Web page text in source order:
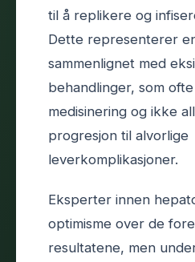
til å replikere og
Dette representerer
sammenlignet med
behandlinger, som
medisinering og ikke
progresjon til alvorlige
leverkomplikasjoner.
Eksperter innen
optimisme over de
resultatene, men